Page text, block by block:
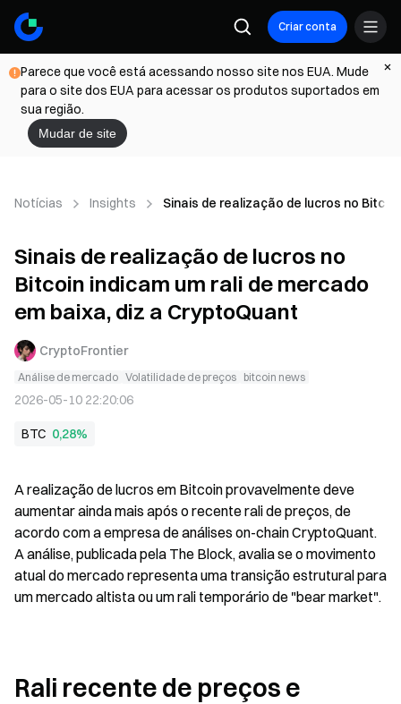
Criar conta
Parece que você está acessando nosso site nos EUA. Mude
para o site dos EUA para acessar os produtos suportados em
sua região.
Mudar de site
Notícias Insights Sinais de realização de lucros no
Sinais de realização de lucros no
Bitcoin indicam um rali de mercado
em baixa, diz a CryptoQuant
CryptoFrontier
Análise de mercado Volatilidade de preços bitcoin news
2026-05-10 22:20:06
BTC 0,28%
A realização de lucros em Bitcoin provavelmente deve
aumentar ainda mais após o recente rali de preços, de
acordo com a empresa de análises on-chain CryptoQuant.
A análise, publicada pela The Block, avalia se o movimento
atual do mercado representa uma transição estrutural para
um mercado altista ou um rali temporário de "bear market".
Rali recente de preços e